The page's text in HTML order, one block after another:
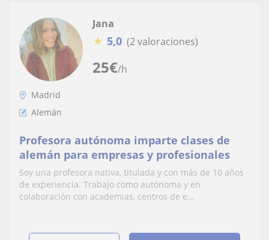
25€/h
Jana
★ 5,0 (2 valoraciones)
Madrid
Alemán
Profesora autónoma imparte clases de
alemán para empresas y profesionales
Soy una profesora nativa, titulada y con más de 10 años
de experiencia. Trabajo como autónoma y en
colaboración con academias, centros de e...